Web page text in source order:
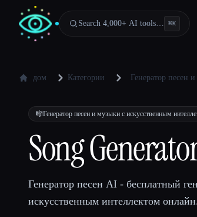
Search 4,000+ AI tools… ⌘K
дом Категории Генератор песен
🎼Генератор песен и музыки с искусственным
Song
Генератор песен AI - бесплатный
искусственным интеллектом